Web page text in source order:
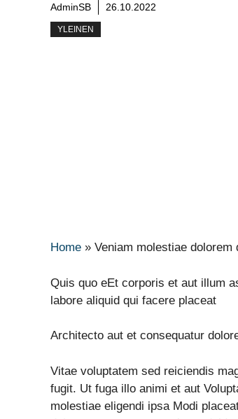
AdminSB 26.10.2022
YLEINEN
Home » Veniam molestiae dolorem
Quis quo eEt corporis et aut illum
labore aliquid qui facere placeat
Architecto aut et consequatur
Vitae voluptatem sed reiciendis
fugit. Ut fuga illo animi et aut
molestiae eligendi ipsa Modi